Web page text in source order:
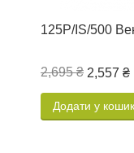
125P/IS/500
2,695 ₴ 2,557 ₴
Додати у кошик